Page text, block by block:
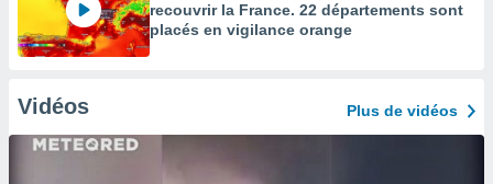
recouvrir la France. 22 départements sont
placés en vigilance orange
Vidéos Plus de vidéos